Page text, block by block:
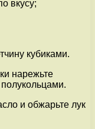
вкусу;
кубиками.
нарежьте
и обжарьте лук